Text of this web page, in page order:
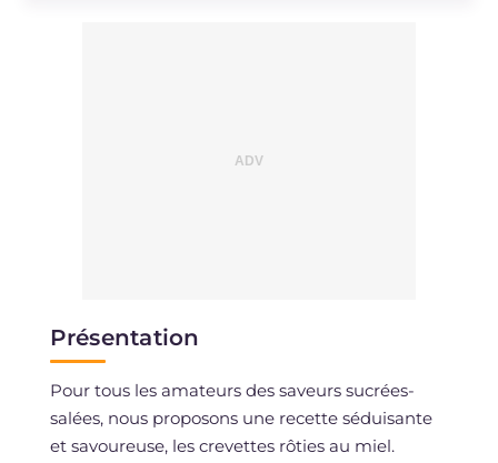
Présentation
Pour tous les amateurs des saveurs sucrées-
salées, nous proposons une recette séduisante
et savoureuse, les crevettes rôties au miel.